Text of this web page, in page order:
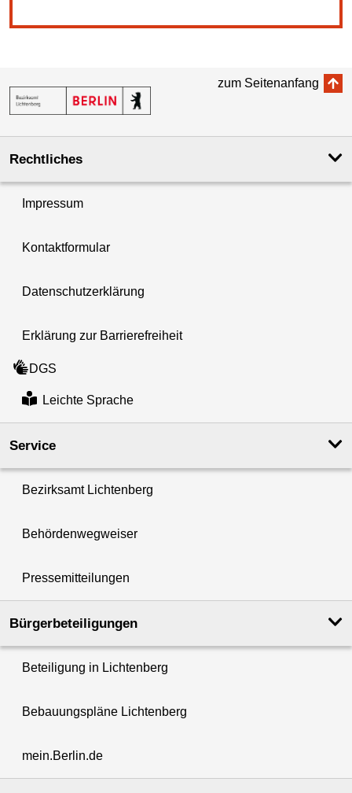
zum Seitenanfang
Rechtliches
Impressum
Kontaktformular
Datenschutzerklärung
Erklärung zur Barrierefreiheit
DGS
Leichte Sprache
Service
Bezirksamt Lichtenberg
Behördenwegweiser
Pressemitteilungen
Bürgerbeteiligungen
Beteiligung in Lichtenberg
Bebauungspläne Lichtenberg
mein.Berlin.de